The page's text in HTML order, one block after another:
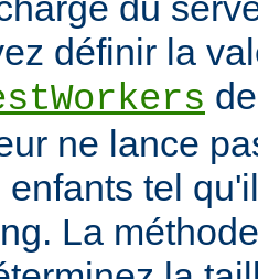
définir la
ne lance
enfants tel
La